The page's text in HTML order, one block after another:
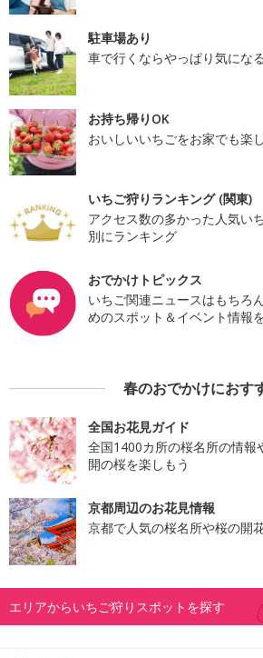
駐車場あり
車で行くならやっぱり気になる
お持ち帰りOK
おいしいいちごをお家でも楽
いちご狩りランキング (関東)
アクセス数の多かった人気い
別にランキング
おでかけトピックス
いちご関連ニュースはもちろ
めのスポット＆イベント情報
春のおでかけにおす
全国お花見ガイド
全国1400カ所の桜名所の情報
開の桜を楽しもう
京都周辺のお花見情報
京都で人気の桜名所や桜の開
エリアからいちご狩りスポットを探す